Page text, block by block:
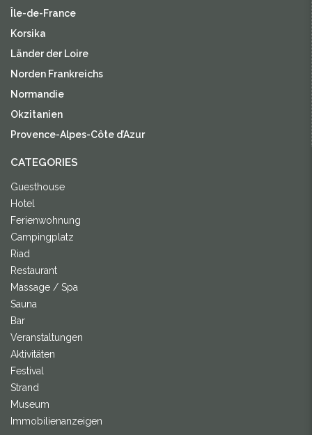
Île-de-France
Korsika
Länder der Loire
Norden Frankreichs
Normandie
Okzitanien
Provence-Alpes-Côte d’Azur
CATEGORIES
Guesthouse
Hotel
Ferienwohnung
Campingplatz
Riad
Restaurant
Massage / Spa
Sauna
Bar
Veranstaltungen
Aktivitäten
Festival
Strand
Museum
Immobilienanzeigen